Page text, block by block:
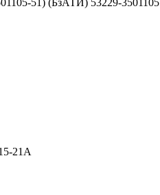
51) (БзАТИ) 53229-3501105
21А